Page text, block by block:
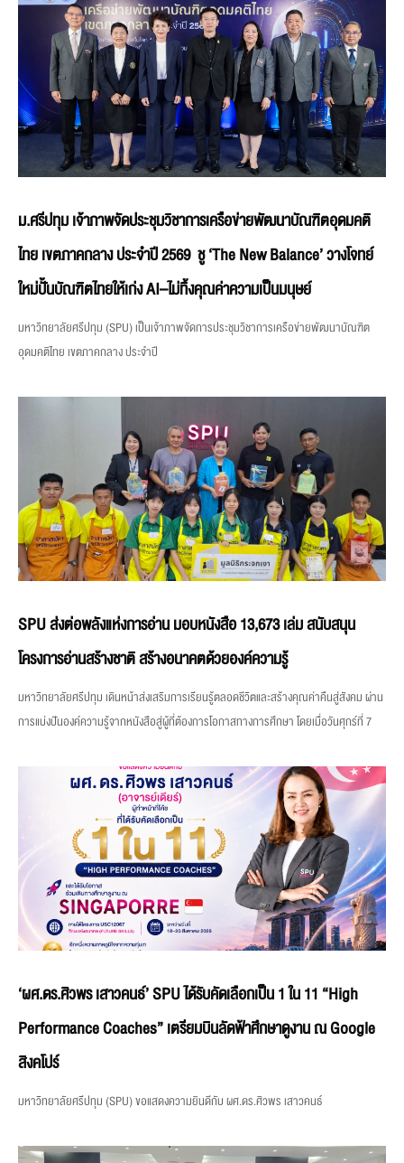
ม.ศรีปทุม เจ้าภาพจัดประชุมวิชาการเครือข่ายพัฒนาบัณฑิตอุดมคติ
ไทย เขตภาคกลาง ประจำปี 2569 ชู ‘The New Balance’ วางโจทย์
ใหม่ปั้นบัณฑิตไทยให้เก่ง AI–ไม่ทิ้งคุณค่าความเป็นมนุษย์
มหาวิทยาลัยศรีปทุม (SPU) เป็นเจ้าภาพจัดการประชุมวิชาการเครือข่ายพัฒนาบัณฑิต
อุดมคติไทย เขตภาคกลาง ประจำปี
SPU ส่งต่อพลังแห่งการอ่าน มอบหนังสือ 13,673 เล่ม สนับสนุน
โครงการอ่านสร้างชาติ สร้างอนาคตด้วยองค์ความรู้
มหาวิทยาลัยศรีปทุม เดินหน้าส่งเสริมการเรียนรู้ตลอดชีวิตและสร้างคุณค่าคืนสู่สังคม ผ่าน
การแบ่งปันองค์ความรู้จากหนังสือสู่ผู้ที่ต้องการโอกาสทางการศึกษา โดยเมื่อวันศุกร์ที่ 7
‘ผศ.ดร.ศิวพร เสาวคนธ์’ SPU ได้รับคัดเลือกเป็น 1 ใน 11 “High
Performance Coaches” เตรียมบินลัดฟ้าศึกษาดูงาน ณ Google
สิงคโปร์
มหาวิทยาลัยศรีปทุม (SPU) ขอแสดงความยินดีกับ ผศ.ดร.ศิวพร เสาวคนธ์